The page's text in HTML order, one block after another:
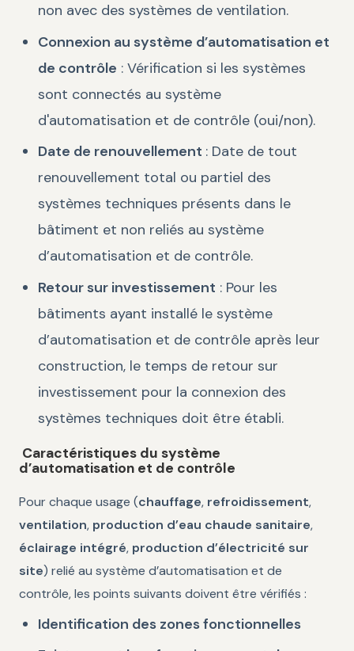
non avec des systèmes de ventilation.
Connexion au système d’automatisation et
de contrôle : Vérification si les systèmes
sont connectés au système
d'automatisation et de contrôle (oui/non).
Date de renouvellement : Date de tout
renouvellement total ou partiel des
systèmes techniques présents dans le
bâtiment et non reliés au système
d’automatisation et de contrôle.
Retour sur investissement : Pour les
bâtiments ayant installé le système
d’automatisation et de contrôle après leur
construction, le temps de retour sur
investissement pour la connexion des
systèmes techniques doit être établi.
Caractéristiques du système
d’automatisation et de contrôle
Pour chaque usage (chauffage, refroidissement,
ventilation, production d’eau chaude sanitaire,
éclairage intégré, production d’électricité sur
site) relié au système d’automatisation et de
contrôle, les points suivants doivent être vérifiés :
Identification des zones fonctionnelles